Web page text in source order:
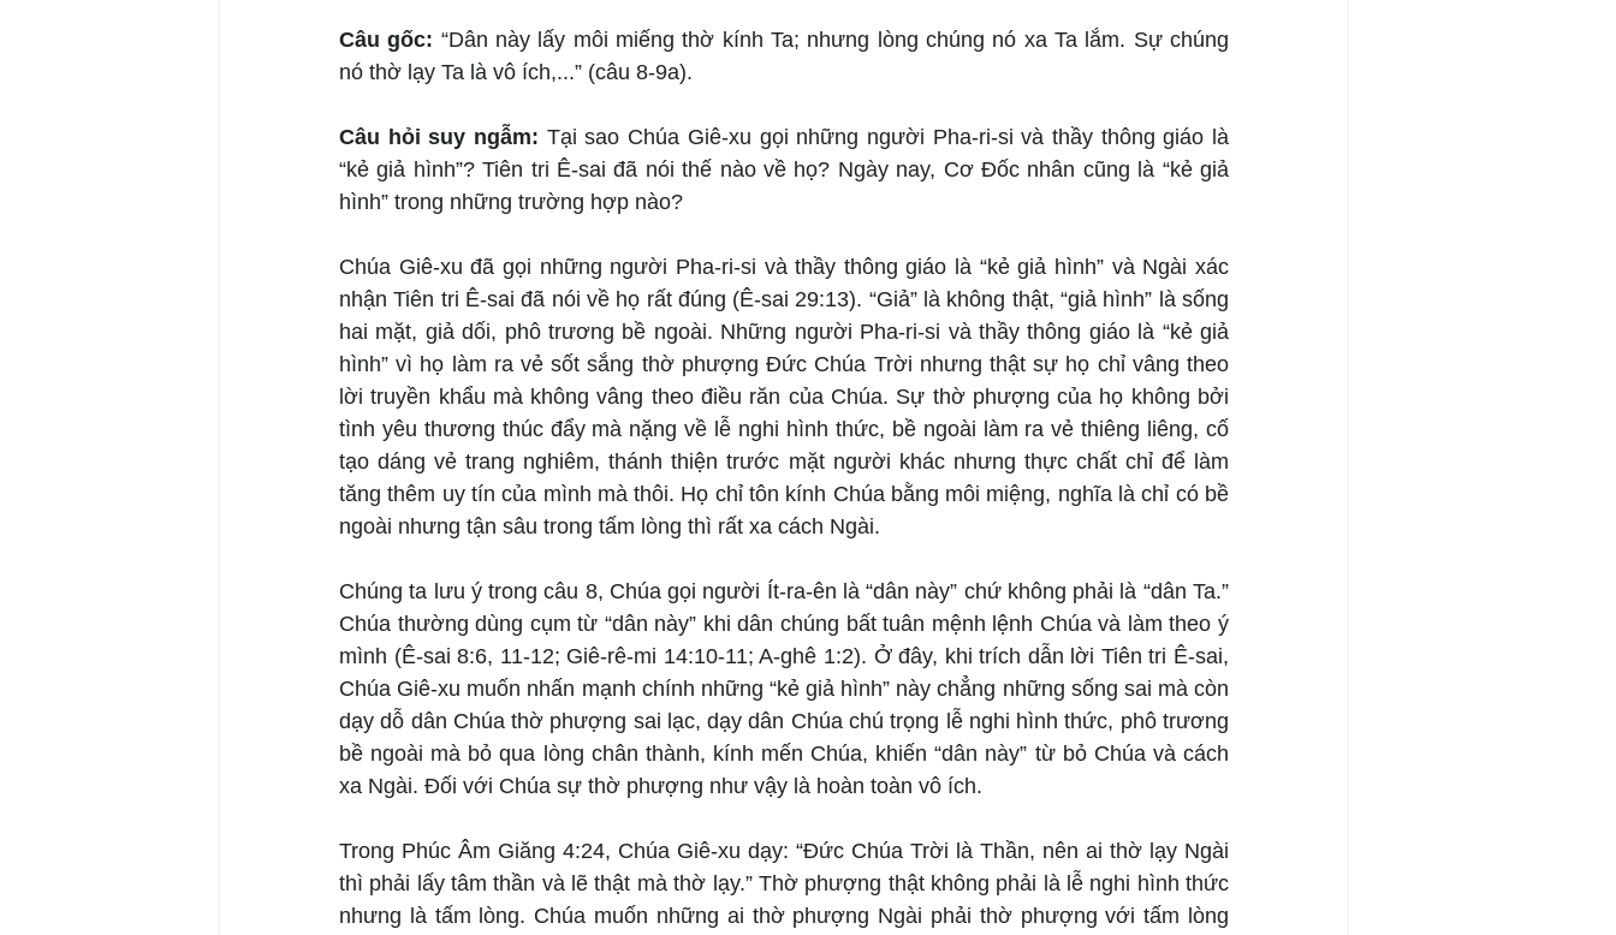
Câu gốc: “Dân này lấy môi miếng thờ kính Ta; nhưng lòng chúng nó xa Ta lắm. Sự chúng
nó thờ lạy Ta là vô ích,...” (câu 8-9a).
Câu hỏi suy ngẫm: Tại sao Chúa Giê-xu gọi những người Pha-ri-si và thầy thông giáo là
“kẻ giả hình”? Tiên tri Ê-sai đã nói thế nào về họ? Ngày nay, Cơ Đốc nhân cũng là “kẻ giả
hình” trong những trường hợp nào?
Chúa Giê-xu đã gọi những người Pha-ri-si và thầy thông giáo là “kẻ giả hình” và Ngài xác
nhận Tiên tri Ê-sai đã nói về họ rất đúng (Ê-sai 29:13). “Giả” là không thật, “giả hình” là sống
hai mặt, giả dối, phô trương bề ngoài. Những người Pha-ri-si và thầy thông giáo là “kẻ giả
hình” vì họ làm ra vẻ sốt sắng thờ phượng Đức Chúa Trời nhưng thật sự họ chỉ vâng theo
lời truyền khẩu mà không vâng theo điều răn của Chúa. Sự thờ phượng của họ không bởi
tình yêu thương thúc đẩy mà nặng về lễ nghi hình thức, bề ngoài làm ra vẻ thiêng liêng, cố
tạo dáng vẻ trang nghiêm, thánh thiện trước mặt người khác nhưng thực chất chỉ để làm
tăng thêm uy tín của mình mà thôi. Họ chỉ tôn kính Chúa bằng môi miệng, nghĩa là chỉ có bề
ngoài nhưng tận sâu trong tấm lòng thì rất xa cách Ngài.
Chúng ta lưu ý trong câu 8, Chúa gọi người Ít-ra-ên là “dân này” chứ không phải là “dân Ta.”
Chúa thường dùng cụm từ “dân này” khi dân chúng bất tuân mệnh lệnh Chúa và làm theo ý
mình (Ê-sai 8:6, 11-12; Giê-rê-mi 14:10-11; A-ghê 1:2). Ở đây, khi trích dẫn lời Tiên tri Ê-sai,
Chúa Giê-xu muốn nhấn mạnh chính những “kẻ giả hình” này chẳng những sống sai mà còn
dạy dỗ dân Chúa thờ phượng sai lạc, dạy dân Chúa chú trọng lễ nghi hình thức, phô trương
bề ngoài mà bỏ qua lòng chân thành, kính mến Chúa, khiến “dân này” từ bỏ Chúa và cách
xa Ngài. Đối với Chúa sự thờ phượng như vậy là hoàn toàn vô ích.
Trong Phúc Âm Giăng 4:24, Chúa Giê-xu dạy: “Đức Chúa Trời là Thần, nên ai thờ lạy Ngài
thì phải lấy tâm thần và lẽ thật mà thờ lạy.” Thờ phượng thật không phải là lễ nghi hình thức
nhưng là tấm lòng. Chúa muốn những ai thờ phượng Ngài phải thờ phượng với tấm lòng